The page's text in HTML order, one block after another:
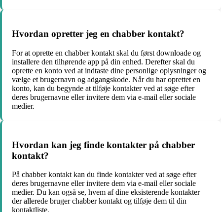
Hvordan opretter jeg en chabber kontakt?
For at oprette en chabber kontakt skal du først downloade og
installere den tilhørende app på din enhed. Derefter skal du
oprette en konto ved at indtaste dine personlige oplysninger og
vælge et brugernavn og adgangskode. Når du har oprettet en
konto, kan du begynde at tilføje kontakter ved at søge efter
deres brugernavne eller invitere dem via e-mail eller sociale
medier.
Hvordan kan jeg finde kontakter på chabber
kontakt?
På chabber kontakt kan du finde kontakter ved at søge efter
deres brugernavne eller invitere dem via e-mail eller sociale
medier. Du kan også se, hvem af dine eksisterende kontakter
der allerede bruger chabber kontakt og tilføje dem til din
kontaktliste.